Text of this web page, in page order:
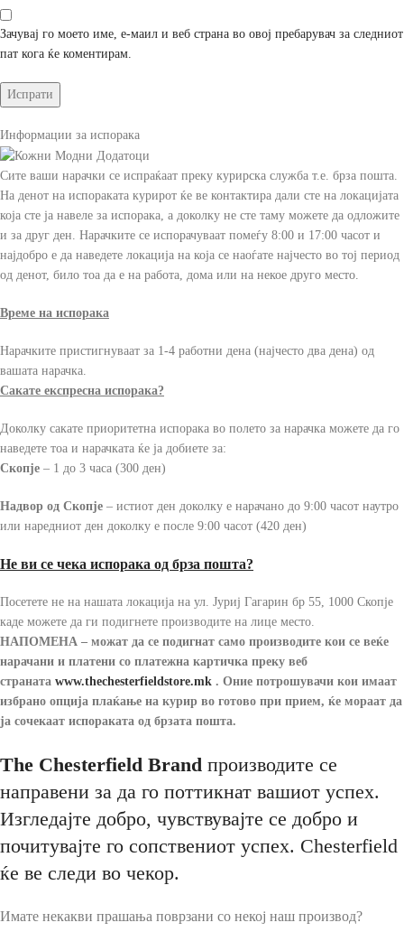
Зачувај го моето име, е-маил и веб страна во овој пребарувач за следниот
пат кога ќе коментирам.
Информации за испорака
Сите ваши нарачки се испраќаат преку курирска служба т.е. брза пошта.
На денот на испораката курирот ќе ве контактира дали сте на локацијата
која сте ја навеле за испорака, а доколку не сте таму можете да одложите
и за друг ден. Нарачките се испорачуваат помеѓу 8:00 и 17:00 часот и
најдобро е да наведете локација на која се наоѓате најчесто во тој период
од денот, било тоа да е на работа, дома или на некое друго место.
Време на испорака
Нарачките пристигнуваат за 1-4 работни дена (најчесто два дена) од
вашата нарачка.
Сакате експресна испорака?
Доколку сакате приоритетна испорака во полето за нарачка можете да го
наведете тоа и нарачката ќе ја добиете за:
Скопје – 1 до 3 часа (300 ден)
Надвор од Скопје – истиот ден доколку е нарачано до 9:00 часот наутро
или наредниот ден доколку е после 9:00 часот (420 ден)
Не ви се чека испорака од брза пошта?
Посетете не на нашата локација на ул. Јуриј Гагарин бр 55, 1000 Скопје
каде можете да ги подигнете производите на лице место.
НАПОМЕНА – можат да се подигнат само производите кои се веќе
нарачани и платени со платежна картичка преку веб
страната www.thechesterfieldstore.mk . Оние потрошувачи кои имаат
избрано опција плаќање на курир во готово при прием, ќе мораат да
ја сочекаат испораката од брзата пошта.
The Chesterfield Brand производите се
направени за да го поттикнат вашиот успех.
Изгледајте добро, чувствувајте се добро и
почитувајте го сопствениот успех. Chesterfield
ќе ве следи во чекор.
Имате некакви прашања поврзани со некој наш производ?